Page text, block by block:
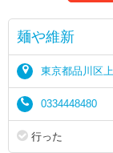
麺や維新
東京都品川区
0334448480
行った